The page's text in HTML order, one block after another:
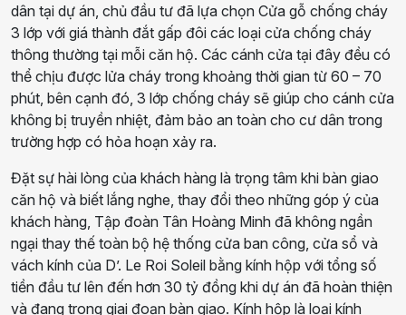
dân tại dự án, chủ đầu tư đã lựa chọn Cửa gỗ chống cháy
3 lớp với giá thành đắt gấp đôi các loại cửa chống cháy
thông thường tại mỗi căn hộ. Các cánh cửa tại đây đều có
thể chịu được lửa cháy trong khoảng thời gian từ 60 – 70
phút, bên cạnh đó, 3 lớp chống cháy sẽ giúp cho cánh cửa
không bị truyền nhiệt, đảm bảo an toàn cho cư dân trong
trường hợp có hỏa hoạn xảy ra.
Đặt sự hài lòng của khách hàng là trọng tâm khi bàn giao
căn hộ và biết lắng nghe, thay đổi theo những góp ý của
khách hàng, Tập đoàn Tân Hoàng Minh đã không ngần
ngại thay thế toàn bộ hệ thống cửa ban công, cửa sổ và
vách kính của D’. Le Roi Soleil bằng kính hộp với tổng số
tiền đầu tư lên đến hơn 30 tỷ đồng khi dự án đã hoàn thiện
và đang trong giai đoạn bàn giao. Kính hộp là loại kính